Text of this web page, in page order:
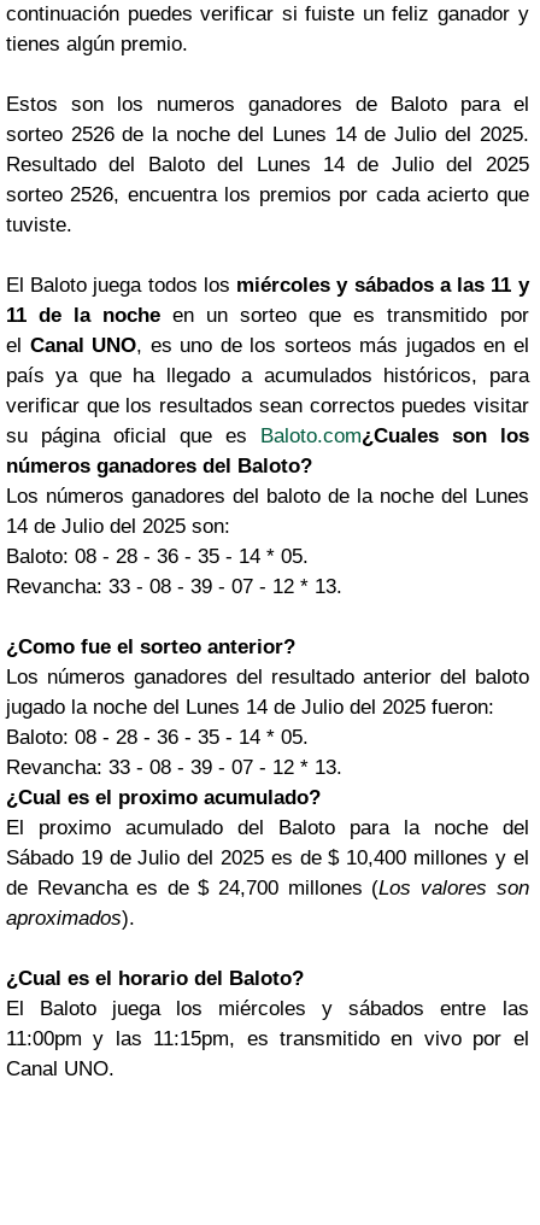
continuación puedes verificar si fuiste un feliz ganador y
tienes algún premio.
Estos son los numeros ganadores de Baloto para el
sorteo 2526 de la noche del Lunes 14 de Julio del 2025.
Resultado del Baloto del Lunes 14 de Julio del 2025
sorteo 2526, encuentra los premios por cada acierto que
tuviste.
El Baloto juega todos los miércoles y sábados a las 11 y
11 de la noche en un sorteo que es transmitido por
el Canal UNO, es uno de los sorteos más jugados en el
país ya que ha llegado a acumulados históricos, para
verificar que los resultados sean correctos puedes visitar
su página oficial que es Baloto.com¿Cuales son los
números ganadores del Baloto?
Los números ganadores del baloto de la noche del Lunes
14 de Julio del 2025 son:
Baloto: 08 - 28 - 36 - 35 - 14 * 05.
Revancha: 33 - 08 - 39 - 07 - 12 * 13.
¿Como fue el sorteo anterior?
Los números ganadores del resultado anterior del baloto
jugado la noche del Lunes 14 de Julio del 2025 fueron:
Baloto: 08 - 28 - 36 - 35 - 14 * 05.
Revancha: 33 - 08 - 39 - 07 - 12 * 13.
¿Cual es el proximo acumulado?
El proximo acumulado del Baloto para la noche del
Sábado 19 de Julio del 2025 es de $ 10,400 millones y el
de Revancha es de $ 24,700 millones (Los valores son
aproximados).
¿Cual es el horario del Baloto?
El Baloto juega los miércoles y sábados entre las
11:00pm y las 11:15pm, es transmitido en vivo por el
Canal UNO.